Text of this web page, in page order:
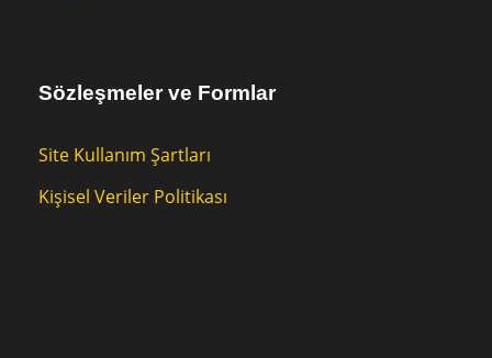
Sözleşmeler ve Formlar
Site Kullanım Şartları
Kişisel Veriler Politikası